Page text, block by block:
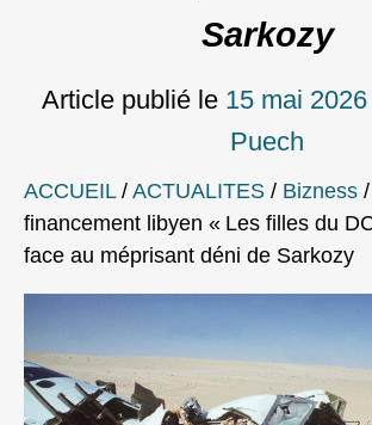
Sarkozy
Article publié le 15 mai 2026
Puech
ACCUEIL/ ACTUALITES / Bizness /
financement libyen « Les filles du
face au méprisant déni de Sarkozy